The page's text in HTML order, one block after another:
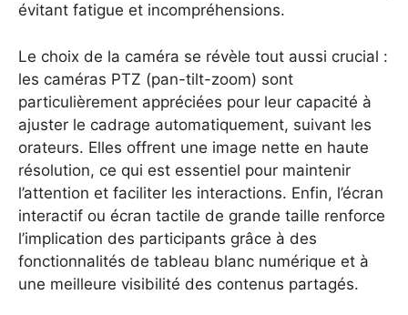
évitant fatigue et incompréhensions.
Le choix de la caméra se révèle tout aussi crucial :
les caméras PTZ (pan-tilt-zoom) sont
particulièrement appréciées pour leur capacité à
ajuster le cadrage automatiquement, suivant les
orateurs. Elles offrent une image nette en haute
résolution, ce qui est essentiel pour maintenir
l’attention et faciliter les interactions. Enfin, l’écran
interactif ou écran tactile de grande taille renforce
l’implication des participants grâce à des
fonctionnalités de tableau blanc numérique et à
une meilleure visibilité des contenus partagés.